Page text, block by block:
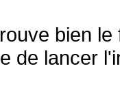
bien
de lancer